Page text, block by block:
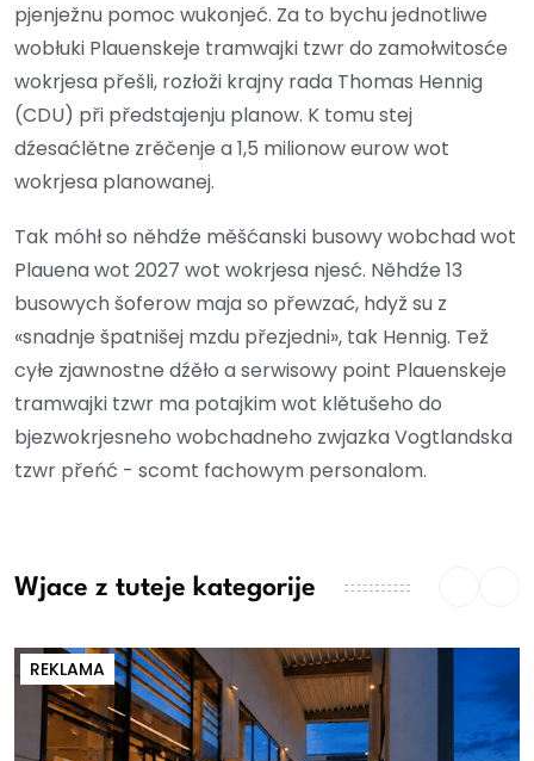
pjenježnu pomoc wukonjeć. Za to bychu jednotliwe
wobłuki Plauenskeje tramwajki tzwr do zamołwitosće
wokrjesa přešli, rozłoži krajny rada Thomas Hennig
(CDU) při předstajenju planow. K tomu stej
dźesaćlětne zrěčenje a 1,5 milionow eurow wot
wokrjesa planowanej.
Tak móhł so něhdźe měšćanski busowy wobchad wot
Plauena wot 2027 wot wokrjesa njesć. Něhdźe 13
busowych šoferow maja so přewzać, hdyž su z
«snadnje špatnišej mzdu přezjedni», tak Hennig. Tež
cyłe zjawnostne dźěło a serwisowy point Plauenskeje
tramwajki tzwr ma potajkim wot klětušeho do
bjezwokrjesneho wobchadneho zwjazka Vogtlandska
tzwr přeńć - scomt fachowym personalom.
Wjace z tuteje kategorije
REKLAMA